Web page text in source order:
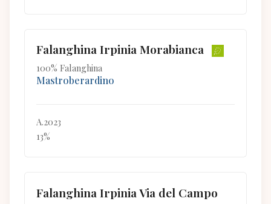
Falanghina Irpinia Morabianca
100% Falanghina
Mastroberardino
A.2023
13%
Falanghina Irpinia Via del Campo